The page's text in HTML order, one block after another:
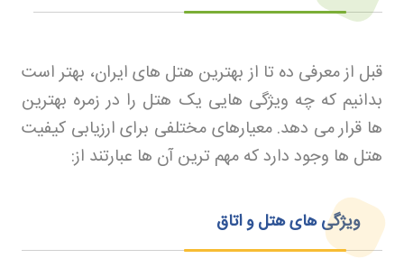
قبل از معرفی ده تا از بهترین هتل های ایران، بهتر است
بدانیم که چه ویژگی هایی یک هتل را در زمره بهترین
ها قرار می دهد. معیارهای مختلفی برای ارزیابی کیفیت
هتل ها وجود دارد که مهم ترین آن ها عبارتند از:
ویژگی های هتل و اتاق